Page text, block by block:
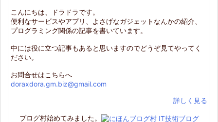
こんにちは、ドラドラです。
便利なサービスやアプリ、よさげなガジェットなんかの紹介、
プログラミング関係の記事を書いています。
中には役に立つ記事もあると思いますのでどうぞ見てやってく
ださい。
お問合せはこちらへ
doraxdora.gm.biz@gmail.com
詳しく見る
ブログ村始めてみました。